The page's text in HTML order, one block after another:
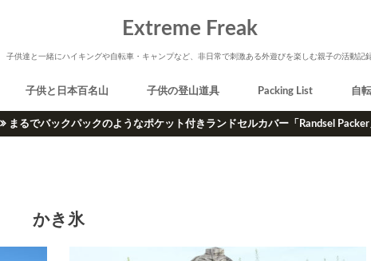
Extreme Freak
子供達と一緒にハイキングや自転車・キャンプなど、非日常で刺激ある外遊びを楽しむ親子の活動記
子供と日本百名山 子供の登山道具 Packing List 自
まるでバックパックのようなポケット付きランドセルカバー「Randsel Packer
かき氷